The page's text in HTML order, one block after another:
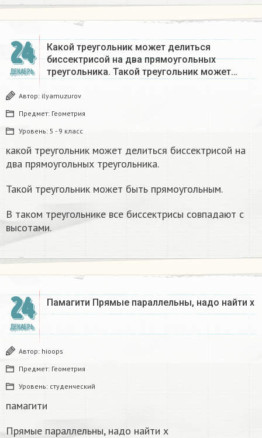
24
ДЕКАБРЬ
Какой треугольник может делиться
биссектрисой на два прямоугольных
треугольника. Такой треугольник может…
Автор: ilyamuzurov
Предмет: Геометрия
Уровень: 5 - 9 класс
какой треугольник может делиться биссектрисой на
два прямоугольных треугольника.
Такой треугольник может быть прямоугольным.
В таком треугольнике все биссектрисы совпадают с
высотами.
24
ДЕКАБРЬ
Памагити Прямые параллельны, надо найти x
Автор: hioops
Предмет: Геометрия
Уровень: студенческий
памагити
Прямые параллельны, надо найти x